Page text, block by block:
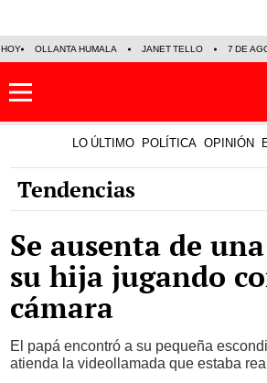
HOY OLLANTA HUMALA JANET TELLO 7 DE
LO ÚLTIMO POLÍTICA OPINIÓN
Tendencias
Se ausenta de
su hija jugando
cámara
El papá encontró a su pequeña
atienda la videollamada que estaba